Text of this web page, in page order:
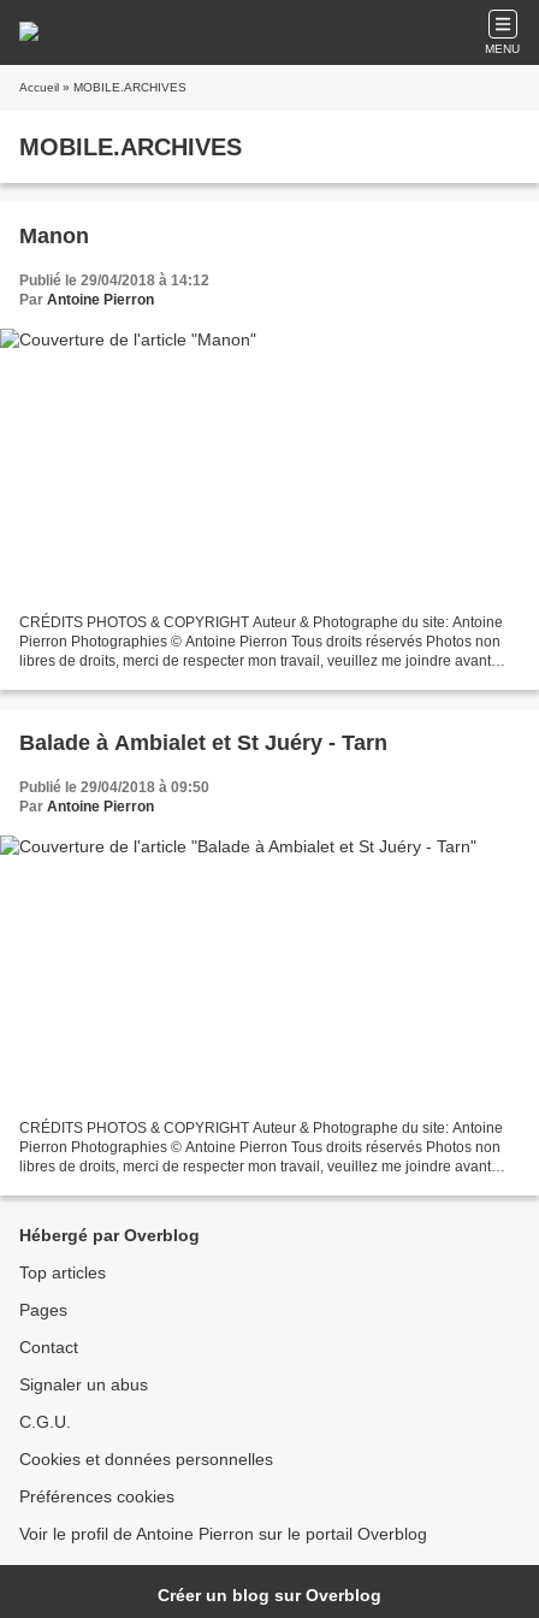
MENU
Accueil » MOBILE.ARCHIVES
MOBILE.ARCHIVES
Manon
Publié le 29/04/2018 à 14:12
Par Antoine Pierron
CRÉDITS PHOTOS & COPYRIGHT Auteur & Photographe du site: Antoine
Pierron Photographies © Antoine Pierron Tous droits réservés Photos non
libres de droits, merci de respecter mon travail, veuillez me joindre avant
Balade à Ambialet et St Juéry - Tarn
Publié le 29/04/2018 à 09:50
Par Antoine Pierron
CRÉDITS PHOTOS & COPYRIGHT Auteur & Photographe du site: Antoine
Pierron Photographies © Antoine Pierron Tous droits réservés Photos non
libres de droits, merci de respecter mon travail, veuillez me joindre avant
Hébergé par Overblog
Top articles
Pages
Contact
Signaler un abus
C.G.U.
Cookies et données personnelles
Préférences cookies
Voir le profil de Antoine Pierron sur le portail Overblog
Créer un blog sur Overblog